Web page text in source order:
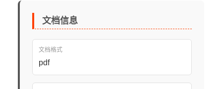
文档信息
文档格式
pdf